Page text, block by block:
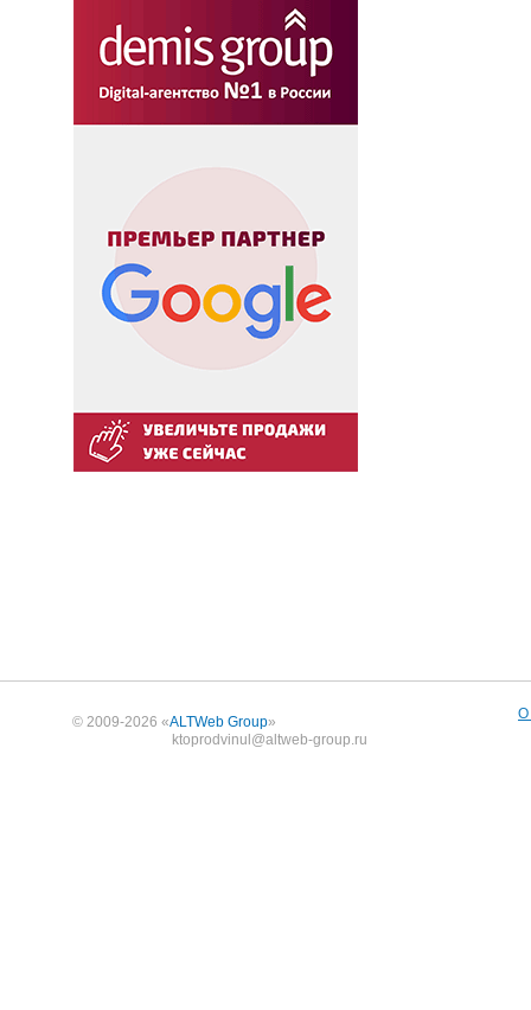
© 2009-2026 «ALTWeb Group»
ktoprodvinul@altweb-group.ru
О